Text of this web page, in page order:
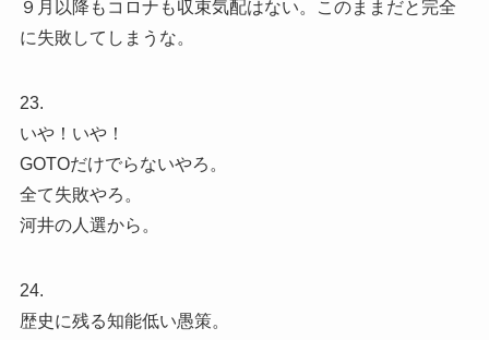
９月以降もコロナも収束気配はない。このままだと完全
に失敗してしまうな。
23.
いや！いや！
GOTOだけでらないやろ。
全て失敗やろ。
河井の人選から。
24.
歴史に残る知能低い愚策。